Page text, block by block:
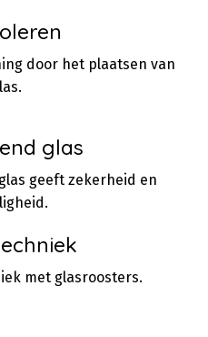
door het plaatsen van
glas
geeft zekerheid en
met glasroosters.